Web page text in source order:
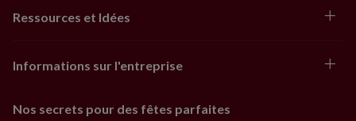
Ressources et Idées
Informations sur l'entreprise
Nos secrets pour des fêtes parfaites